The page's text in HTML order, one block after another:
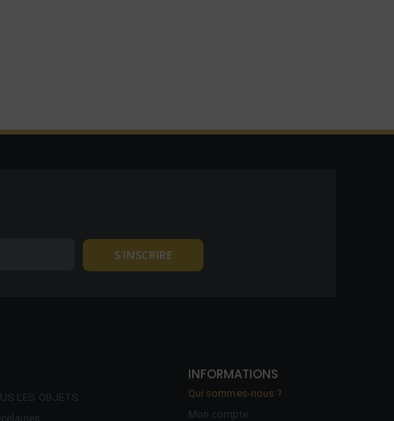
LES OBJETS
INFORMATIONS
Qui sommes-nous ?
Mon compte